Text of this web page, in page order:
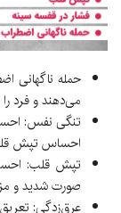
حمله ناگهانی
می‌دهند و فرد
تنگی نفس:
احساس تپش
تپش قلب:
صورت شدید و
عرق‌زدگی: